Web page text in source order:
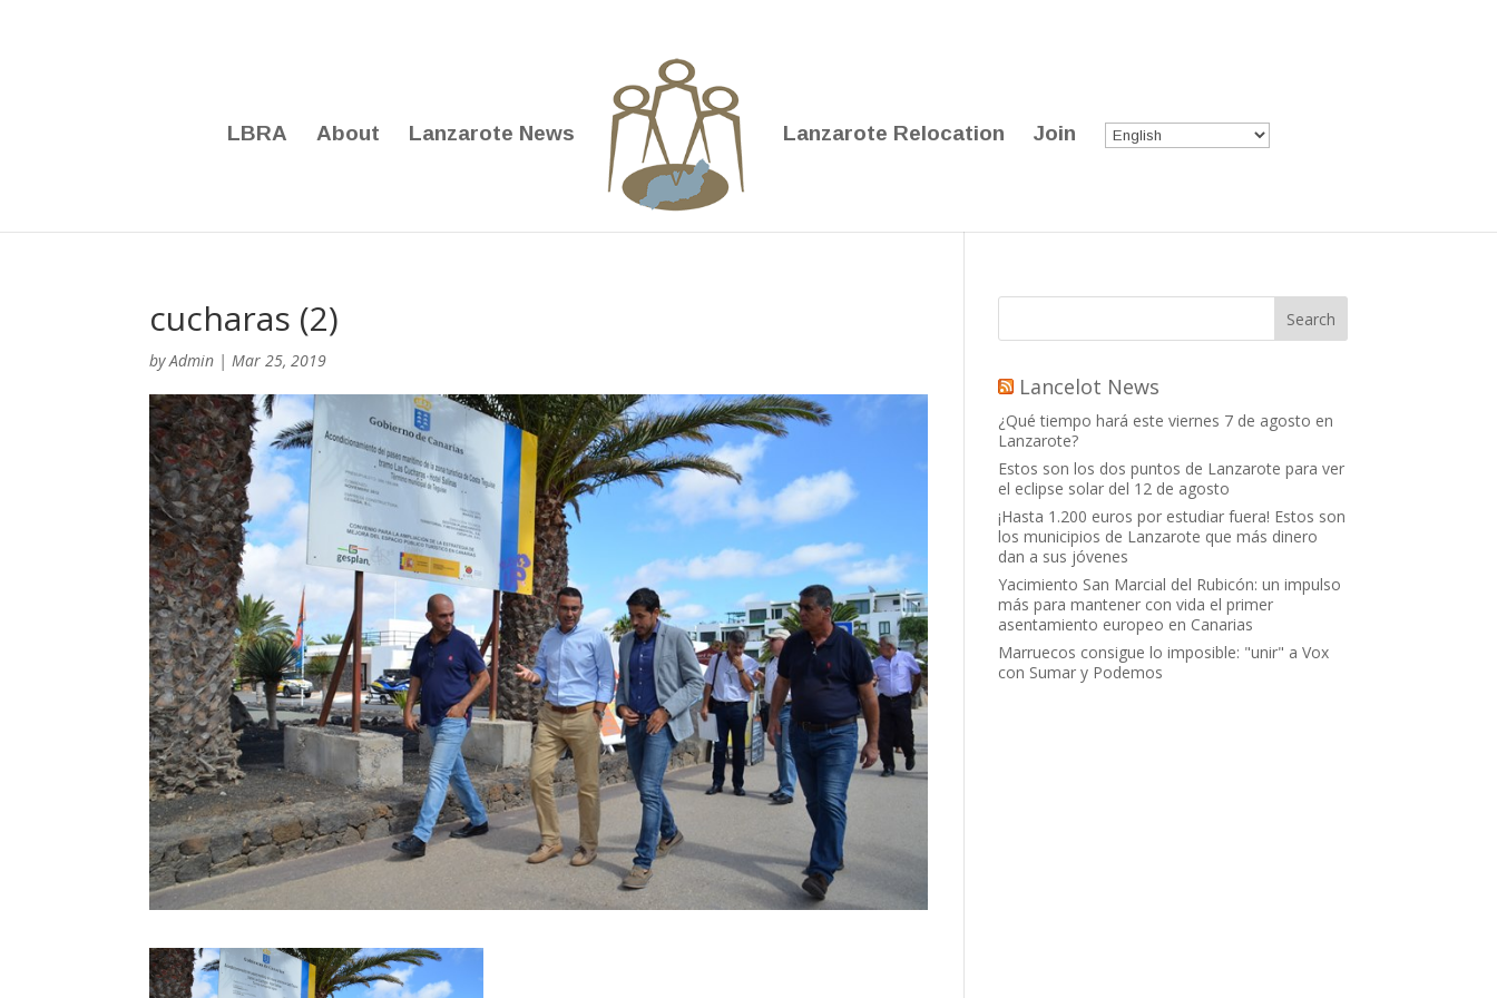
LBRA About Lanzarote News Lanzarote Relocation Join
cucharas (2)
byAdmin |Mar 25, 2019
Lancelot News
¿Qué tiempo hará este viernes 7 de agosto en
Lanzarote?
Estos son los dos puntos de Lanzarote para ver
el eclipse solar del 12 de agosto
¡Hasta 1.200 euros por estudiar fuera! Estos son
los municipios de Lanzarote que más dinero
dan a sus jóvenes
Yacimiento San Marcial del Rubicón: un impulso
más para mantener con vida el primer
asentamiento europeo en Canarias
Marruecos consigue lo imposible: "unir" a Vox
con Sumar y Podemos